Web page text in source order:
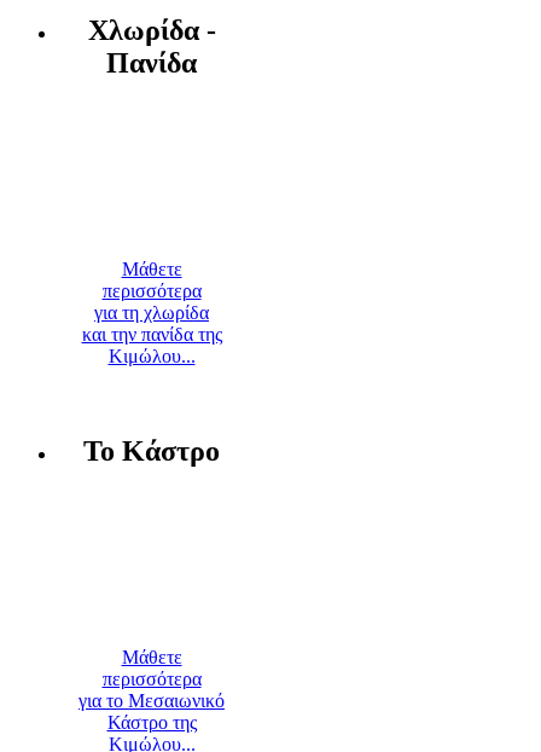
Χλωρίδα -
Πανίδα
Μάθετε
περισσότερα
για τη χλωρίδα
και την πανίδα της
Κιμώλου...
Το Κάστρο
Μάθετε
περισσότερα
για το Μεσαιωνικό
Κάστρο της
Κιμώλου...